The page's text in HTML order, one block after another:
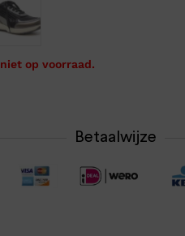
op voorraad.
Betaalwijze